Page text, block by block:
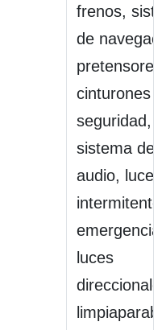
frenos,
de
pretensores
cinturones
seguridad,
sistema de
audio, luces
emergencia,
luces